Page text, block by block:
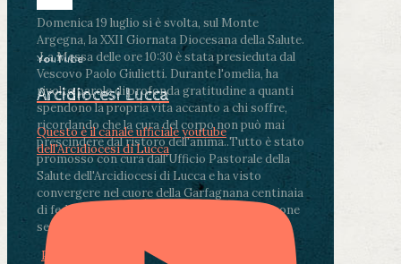
Domenica 19 luglio si è svolta, sul Monte
Argegna, la XXII Giornata Diocesana della Salute.
.La Messa delle ore 10:30 è stata presieduta dal
Vescovo Paolo Giulietti. Durante l'omelia, ha
rivolto parole di profonda gratitudine a quanti
spendono la propria vita accanto a chi soffre,
ricordando che la cura del corpo non può mai
prescindere dal ristoro dell'anima..Tutto è stato
promosso con cura dall'Ufficio Pastorale della
Salute dell'Arcidiocesi di Lucca e ha visto
convergere nel cuore della Garfagnana centinaia
di fedeli, operatori sanitari, volontari e persone
segnate dalla malattia.
Photo
YouTube
Arcidiocesi Lucca
Questo è il canale ufficiale youtube
dell'Arcidiocesi di Lucca